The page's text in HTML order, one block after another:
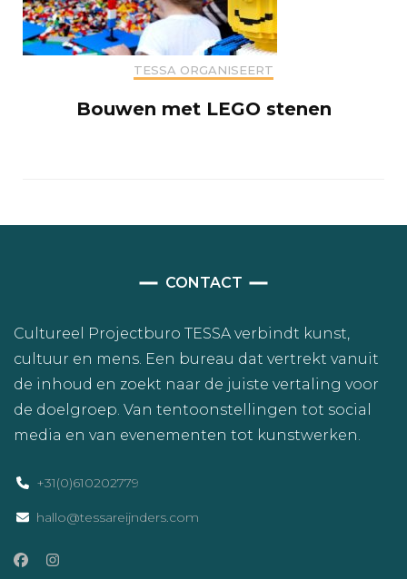
TESSA ORGANISEERT
Bouwen met LEGO stenen
CONTACT
Cultureel Projectburo TESSA verbindt kunst,
cultuur en mens. Een bureau dat vertrekt vanuit
de inhoud en zoekt naar de juiste vertaling voor
de doelgroep. Van tentoonstellingen tot social
media en van evenementen tot kunstwerken.
+31(0)610202779
hallo@tessareijnders.com